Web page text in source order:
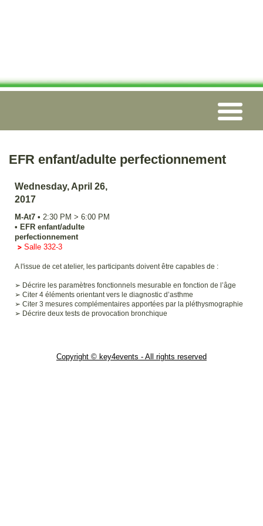
EFR enfant/adulte perfectionnement
Wednesday, April 26,
2017
M-At7 • 2:30 PM > 6:00 PM
• EFR enfant/adulte
perfectionnement
Salle 332-3
A l'issue de cet atelier, les participants doivent être capables de :
➢ Décrire les paramètres fonctionnels mesurable en fonction de l’âge
➢ Citer 4 éléments orientant vers le diagnostic d’asthme
➢ Citer 3 mesures complémentaires apportées par la pléthysmographie
➢ Décrire deux tests de provocation bronchique
Copyright © key4events - All rights reserved